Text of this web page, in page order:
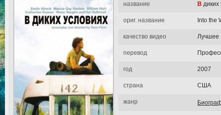
название В
ориг. название Into the
качество видео Лучшее
перевод
год 2007
страна США
жанр